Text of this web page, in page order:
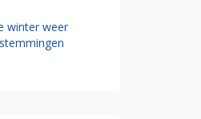
winter weer